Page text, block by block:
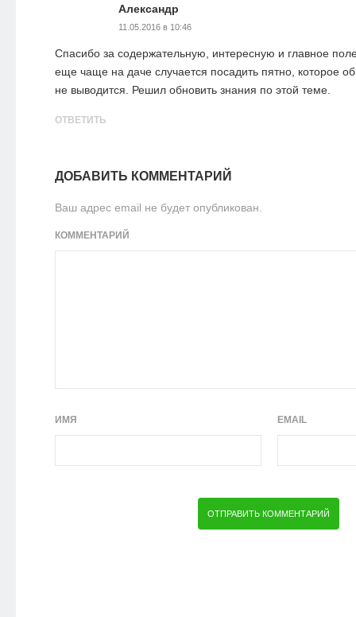
Александр
11.05.2016 в 10:46
Спасибо за содержательную, интересную и главное
еще чаще на даче случается посадить пятно, которое
не выводится. Решил обновить знания по этой теме.
ОТВЕТИТЬ
ДОБАВИТЬ КОММЕНТАРИЙ
Ваш адрес email не будет опубликован.
КОММЕНТАРИЙ
ИМЯ EMAIL